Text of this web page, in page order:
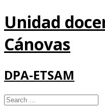
Unidad
Cánovas
DPA-ETSAM
Search